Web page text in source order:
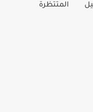
المتتظرة